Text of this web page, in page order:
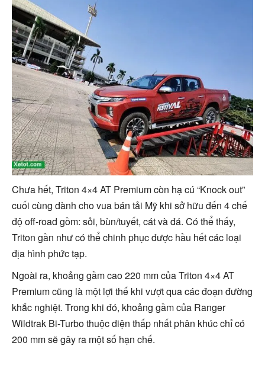
Chưa hết, Triton 4×4 AT Premium còn hạ cú “Knock out”
cuối cùng dành cho vua bán tải Mỹ khi sở hữu đến 4 chế
độ off-road gồm: sỏi, bùn/tuyết, cát và đá. Có thể thấy,
Triton gần như có thể chinh phục được hầu hết các loại
địa hình phức tạp.
Ngoài ra, khoảng gầm cao 220 mm của Triton 4×4 AT
Premium cũng là một lợi thế khi vượt qua các đoạn đường
khắc nghiệt. Trong khi đó, khoảng gầm của Ranger
Wildtrak Bi-Turbo thuộc diện thấp nhất phân khúc chỉ có
200 mm sẽ gây ra một số hạn chế.